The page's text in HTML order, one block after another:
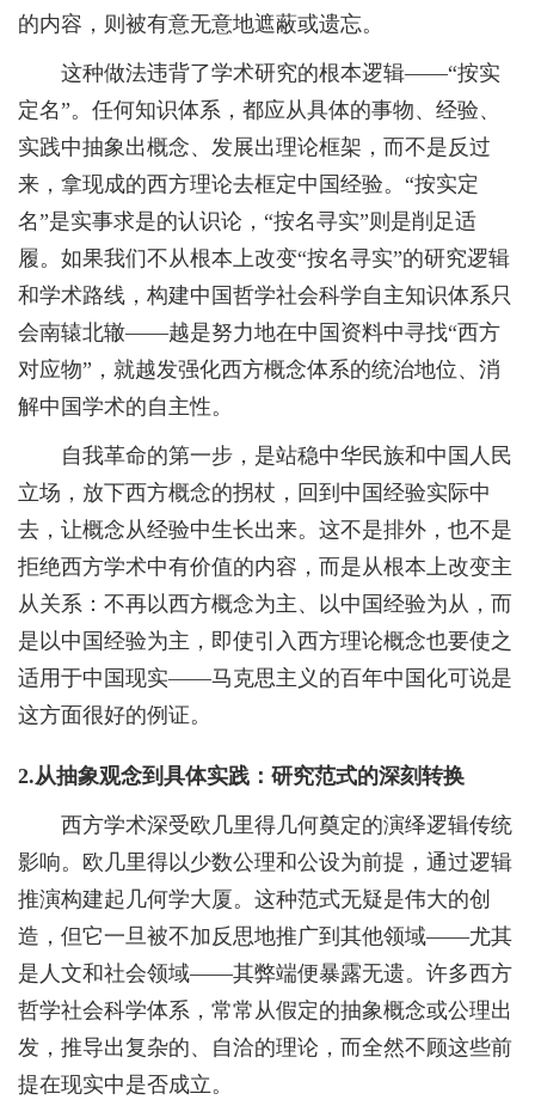
的内容，则被有意无意地遮蔽或遗忘。
这种做法违背了学术研究的根本逻辑——“按实
定名”。任何知识体系，都应从具体的事物、经验、
实践中抽象出概念、发展出理论框架，而不是反过
来，拿现成的西方理论去框定中国经验。“按实定
名”是实事求是的认识论，“按名寻实”则是削足适
履。如果我们不从根本上改变“按名寻实”的研究逻辑
和学术路线，构建中国哲学社会科学自主知识体系只
会南辕北辙——越是努力地在中国资料中寻找“西方
对应物”，就越发强化西方概念体系的统治地位、消
解中国学术的自主性。
自我革命的第一步，是站稳中华民族和中国人民
立场，放下西方概念的拐杖，回到中国经验实际中
去，让概念从经验中生长出来。这不是排外，也不是
拒绝西方学术中有价值的内容，而是从根本上改变主
从关系：不再以西方概念为主、以中国经验为从，而
是以中国经验为主，即使引入西方理论概念也要使之
适用于中国现实——马克思主义的百年中国化可说是
这方面很好的例证。
2.从抽象观念到具体实践：研究范式的深刻转换
西方学术深受欧几里得几何奠定的演绎逻辑传统
影响。欧几里得以少数公理和公设为前提，通过逻辑
推演构建起几何学大厦。这种范式无疑是伟大的创
造，但它一旦被不加反思地推广到其他领域——尤其
是人文和社会领域——其弊端便暴露无遗。许多西方
哲学社会科学体系，常常从假定的抽象概念或公理出
发，推导出复杂的、自洽的理论，而全然不顾这些前
提在现实中是否成立。